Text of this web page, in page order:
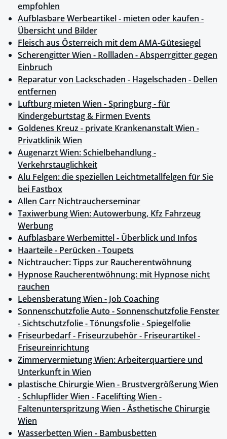
empfohlen
Aufblasbare Werbeartikel - mieten oder kaufen -
Übersicht und Bilder
Fleisch aus Österreich mit dem AMA-Gütesiegel
Scherengitter Wien - Rollladen - Absperrgitter gegen
Einbruch
Reparatur von Lackschaden - Hagelschaden - Dellen
entfernen
Luftburg mieten Wien - Springburg - für
Kindergeburtstag & Firmen Events
Goldenes Kreuz - private Krankenanstalt Wien -
Privatklinik Wien
Augenarzt Wien: Schielbehandlung -
Verkehrstauglichkeit
Alu Felgen: die speziellen Leichtmetallfelgen für Sie
bei Fastbox
Allen Carr Nichtraucherseminar
Taxiwerbung Wien: Autowerbung, Kfz Fahrzeug
Werbung
Aufblasbare Werbemittel - Überblick und Infos
Haarteile - Perücken - Toupets
Nichtraucher: Tipps zur Raucherentwöhnung
Hypnose Raucherentwöhnung: mit Hypnose nicht
rauchen
Lebensberatung Wien - Job Coaching
Sonnenschutzfolie Auto - Sonnenschutzfolie Fenster
- Sichtschutzfolie - Tönungsfolie - Spiegelfolie
Friseurbedarf - Friseurzubehör - Friseurartikel -
Friseureinrichtung
Zimmervermietung Wien: Arbeiterquartiere und
Unterkunft in Wien
plastische Chirurgie Wien - Brustvergrößerung Wien
- Schlupflider Wien - Facelifting Wien -
Faltenunterspritzung Wien - Ästhetische Chirurgie
Wien
Wasserbetten Wien - Bambusbetten